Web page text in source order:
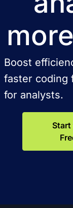
Boost
faster coding
for analysts.